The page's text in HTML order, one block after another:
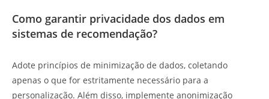
Como garantir privacidade dos dados em
sistemas de recomendação?
Adote princípios de minimização de dados, coletando
apenas o que for estritamente necessário para a
personalização. Além disso, implemente anonimização